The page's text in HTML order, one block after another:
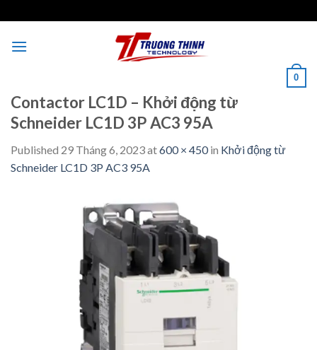
to
content
0
Contactor LC1D – Khởi động từ
Schneider LC1D 3P AC3 95A
Published 29 Tháng 6, 2023at600 × 450in Khởi động từ
Schneider LC1D 3P AC3 95A